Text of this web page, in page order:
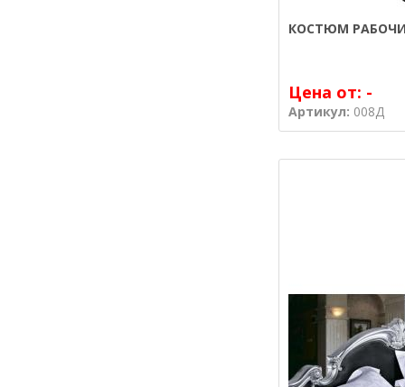
КОСТЮМ
Цена от: -
Артикул: 008Д